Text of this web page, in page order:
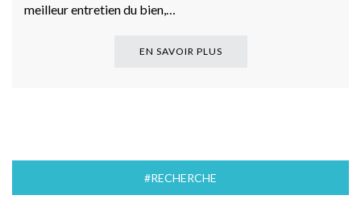
meilleur entretien du bien,…
EN SAVOIR PLUS
#RECHERCHE